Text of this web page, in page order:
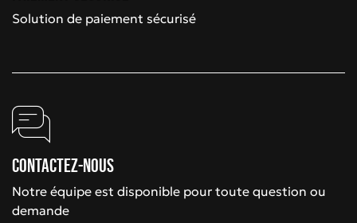
Solution de paiement sécurisé
Contactez-nous
Notre équipe est disponible pour toute question ou
demande